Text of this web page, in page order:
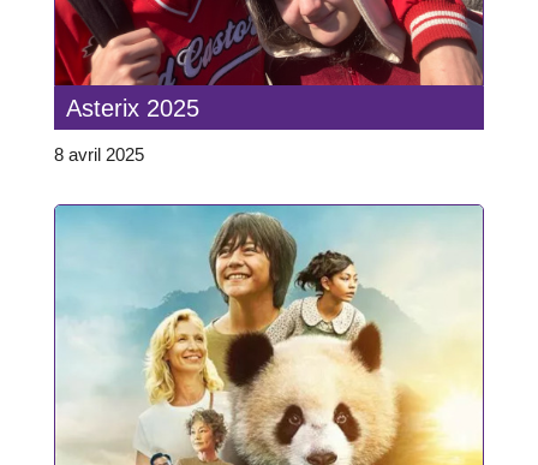
Asterix 2025
8 avril 2025